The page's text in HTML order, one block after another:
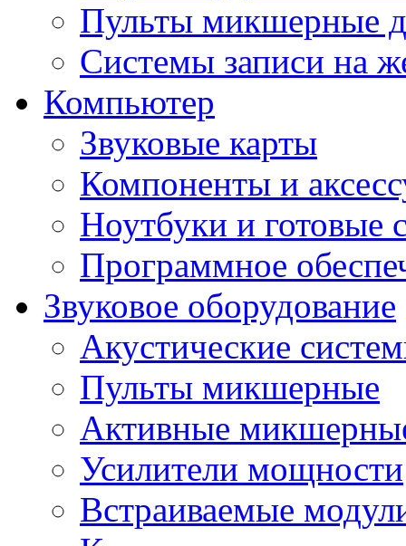
Пульты микшерные
Системы записи на
Компьютер
Звуковые карты
Компоненты и
Ноутбуки и готовые
Программное
Звуковое оборудование
Акустические
Пульты микшерные
Активные
Усилители мощности
Встраиваемые